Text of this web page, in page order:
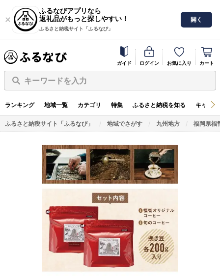
ふるなびアプリなら
返礼品がもっと探しやすい！
ふるさと納税サイト「ふるなび」
開く
ガイド ログイン お気に入り カート
キーワードを入力
ランキング 地域一覧 カテゴリ 特集 ふるさと納税を知る キャン
ふるさと納税サイト「ふるなび」 地域でさがす 九州地方 福岡県福